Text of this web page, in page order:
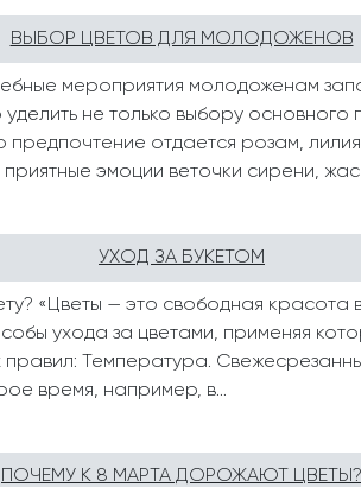
ВЫБОР ЦВЕТОВ ДЛЯ МОЛОДОЖЕНОВ
мероприятия молодоженам
не только выбору
отдается розам,
эмоции веточки сирени,
УХОД ЗА БУКЕТОМ
«Цветы — это свободная
ухода за цветами, применяя
Температура.
время, например, в...
ПОЧЕМУ К 8 МАРТА ДОРОЖАЮТ ЦВЕТЫ?